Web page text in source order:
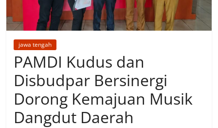
jawa tengah
PAMDI Kudus dan
Disbudpar Bersinergi
Dorong Kemajuan Musik
Dangdut Daerah